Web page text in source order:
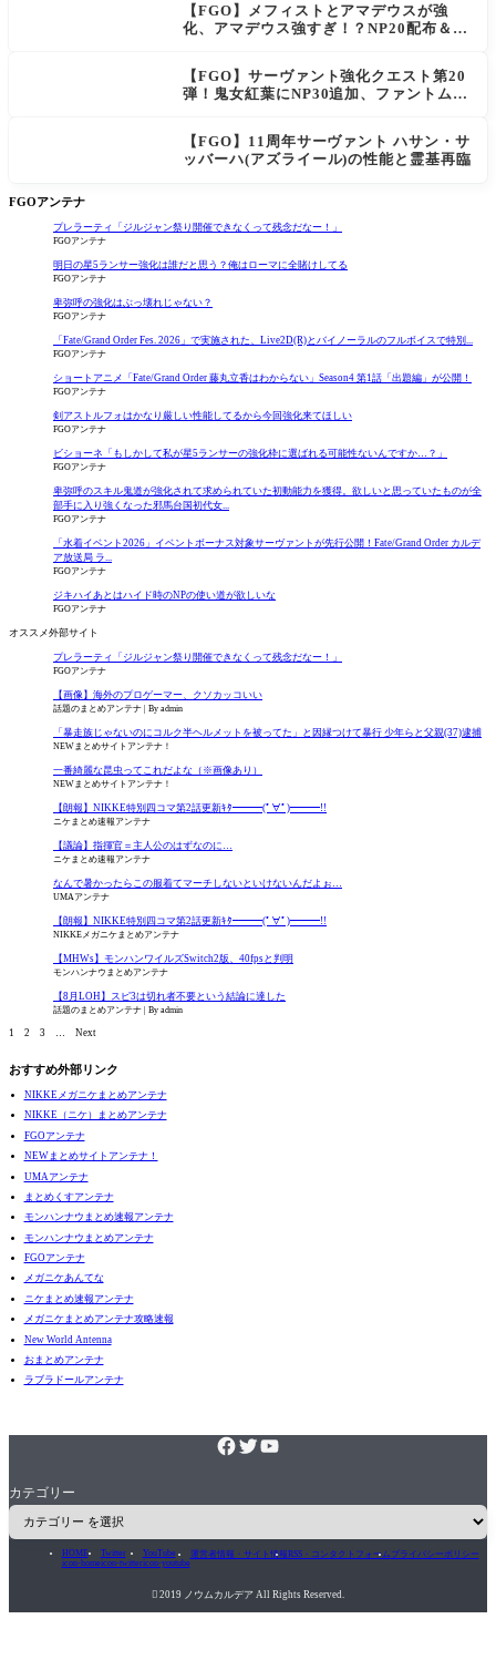
【FGO】メフィストとアマデウスが強
化、アマデウス強すぎ！？NP20配布＆Ar
【FGO】サーヴァント強化クエスト第20
弾！鬼女紅葉にNP30追加、ファントムも
【FGO】11周年サーヴァント ハサン・サ
ッバーハ(アズライール)の性能と霊基再臨
FGOアンテナ
プレラーティ「ジルジャン祭り開催できなくって残念だなー！」
FGOアンテナ
明日の星5ランサー強化は誰だと思う？俺はローマに全賭けしてる
FGOアンテナ
卑弥呼の強化はぶっ壊れじゃない？
FGOアンテナ
「Fate/Grand Order Fes. 2026」で実施された、Live2D(R)とバイノーラルのフルボイスで特別...
FGOアンテナ
ショートアニメ「Fate/Grand Order 藤丸立香はわからない」Season4 第1話「出題編」が公開！
FGOアンテナ
剣アストルフォはかなり厳しい性能してるから今回強化来てほしい
FGOアンテナ
ビショーネ「もしかして私が星5ランサーの強化枠に選ばれる可能性ないんですか…？」
FGOアンテナ
卑弥呼のスキル鬼道が強化されて求められていた初動能力を獲得。欲しいと思っていたものが全
部手に入り強くなった邪馬台国初代女...
FGOアンテナ
「水着イベント2026」イベントボーナス対象サーヴァントが先行公開！Fate/Grand Order カルデ
ア放送局 ラ...
FGOアンテナ
ジキハイあとはハイド時のNPの使い道が欲しいな
FGOアンテナ
オススメ外部サイト
プレラーティ「ジルジャン祭り開催できなくって残念だなー！」
FGOアンテナ
【画像】海外のプロゲーマー、クソカッコいい
話題のまとめアンテナ By admin
「暴走族じゃないのにコルク半ヘルメットを被ってた」と因縁つけて暴行 少年らと父親(37)逮捕
NEWまとめサイトアンテナ！
一番綺麗な昆虫ってこれだよな（※画像あり）
NEWまとめサイトアンテナ！
【朗報】NIKKE特別四コマ第2話更新ｷﾀ━━━(ﾟ∀ﾟ)━━━!!
ニケまとめ速報アンテナ
【議論】指揮官＝主人公のはずなのに…
ニケまとめ速報アンテナ
なんで暑かったらこの服着てマーチしないといけないんだよぉ…
UMAアンテナ
【朗報】NIKKE特別四コマ第2話更新ｷﾀ━━━(ﾟ∀ﾟ)━━━!!
NIKKEメガニケまとめアンテナ
【MHWs】モンハンワイルズSwitch2版、40fpsと判明
モンハンナウまとめアンテナ
【8月LOH】スピ3は切れ者不要という結論に達した
話題のまとめアンテナ By admin
1 2 3 Next
おすすめ外部リンク
NIKKEメガニケまとめアンテナ
NIKKE（ニケ）まとめアンテナ
FGOアンテナ
NEWまとめサイトアンテナ！
UMAアンテナ
まとめくすアンテナ
モンハンナウまとめ速報アンテナ
モンハンナウまとめアンテナ
FGOアンテナ
メガニケあんてな
ニケまとめ速報アンテナ
メガニケまとめアンテナ攻略速報
New World Antenna
おまとめアンテナ
ラブラドールアンテナ
カテゴリー
HOME
icon-home
Twitter
icon-twitter
YouTube
icon-youtube
運営者情報・サイト情報RSS・コンタクトフォームプライバシーポリシー
 2019 ノウムカルデア All Rights Reserved.